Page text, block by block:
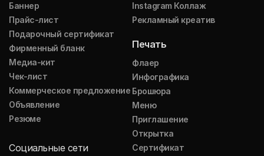
Баннер
Прайс-лист
Подарочный сертификат
Фирменный бланк
Медиа-кит
Чек-лист
Коммерческое предложение
Объявление
Резюме
Социальные сети
Instagram Коллаж
Рекламный креатив
Печать
Флаер
Инфографика
Брошюра
Меню
Приглашение
Открытка
Сертификат